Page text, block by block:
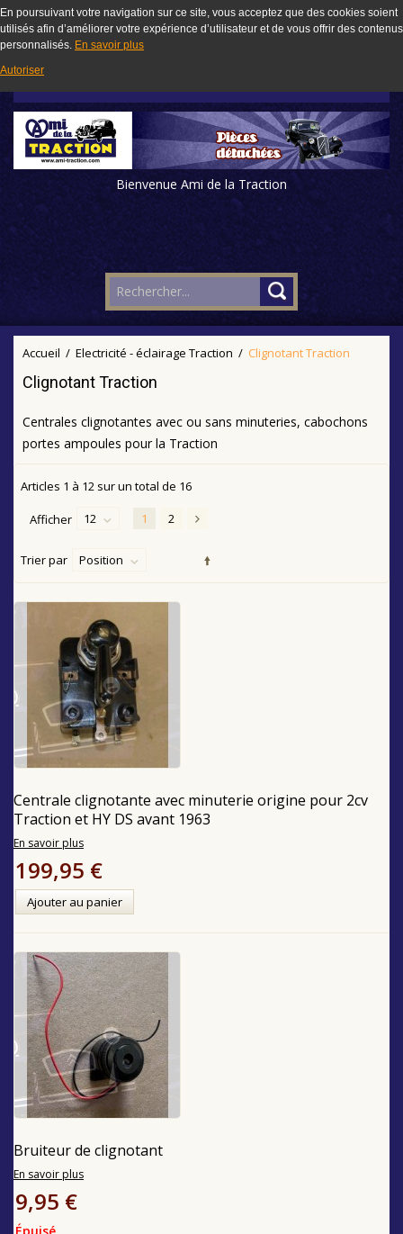
En poursuivant votre navigation sur ce site, vous acceptez que des cookies soient
utilisés afin d’améliorer votre expérience d’utilisateur et de vous offrir des contenus
personnalisés. En savoir plus
Autoriser
Bienvenue Ami de la Traction
Accueil / Electricité - éclairage Traction / Clignotant Traction
Clignotant Traction
Centrales clignotantes avec ou sans minuteries, cabochons
portes ampoules pour la Traction
Articles 1 à 12 sur un total de 16
1
2
Afficher 12
Trier par Position
Centrale clignotante avec minuterie origine pour 2cv
Traction et HY DS avant 1963
En savoir plus
199,95 €
Ajouter au panier
Bruiteur de clignotant
En savoir plus
9,95 €